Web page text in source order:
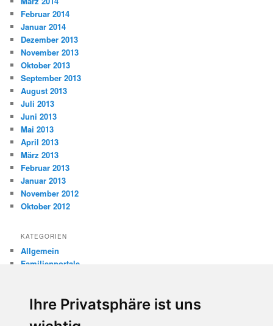
Ihre Privatsphäre ist uns
Februar 2014
Januar 2014
Dezember 2013
November 2013
Oktober 2013
September 2013
August 2013
Juli 2013
Juni 2013
Mai 2013
April 2013
März 2013
Februar 2013
Januar 2013
November 2012
Oktober 2012
KATEGORIEN
Allgemein
Familienportale
Internetsicherheit